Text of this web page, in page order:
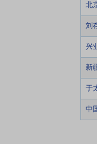
北
刘
兴
新
于
中